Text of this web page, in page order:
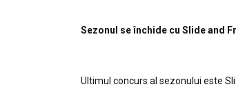
Sezonul se închide cu Slide and
Ultimul concurs al sezonului este